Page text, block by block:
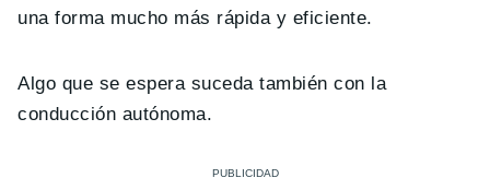
una forma mucho más rápida y eficiente.
Algo que se espera suceda también con la
conducción autónoma.